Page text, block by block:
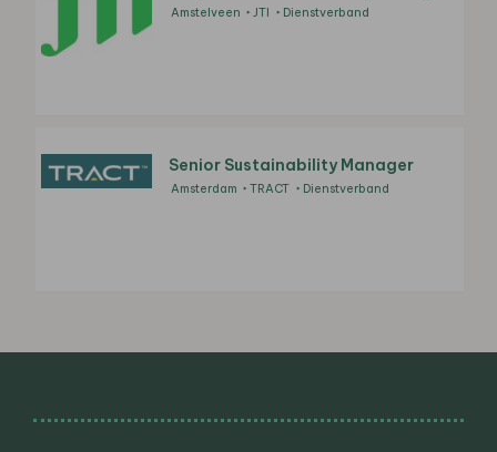
Amstelveen JTI Dienstverband
Senior Sustainability Manager
Amsterdam TRACT Dienstverband